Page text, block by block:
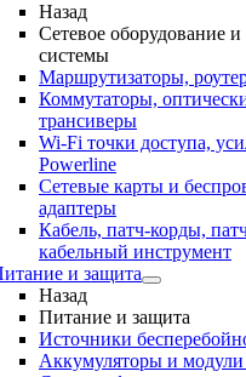
Назад
Сетевое оборудование
системы
Маршрутизаторы,
Коммутаторы,
трансиверы
Wi-Fi точки доступа,
Powerline
Сетевые карты и
адаптеры
Кабель, патч-корды,
кабельный инструмент
и защита
Назад
Питание и защита
Источники
Аккумуляторы и